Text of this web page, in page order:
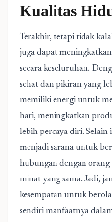
Kualitas
Terakhir, tetapi tidak
juga dapat
secara keseluruhan.
sehat dan pikiran yang
memiliki energi untuk
hari, meningkatkan
lebih percaya diri. Selain
menjadi sarana untuk
hubungan dengan
minat yang sama. Jadi,
kesempatan untuk
sendiri manfaatnya